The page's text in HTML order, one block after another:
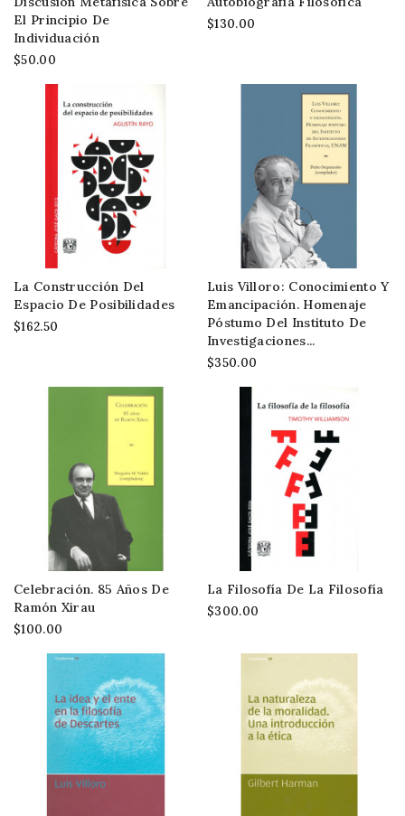
El Principio De
Individuación
$50.00
$130.00
La Construcción Del
Espacio De Posibilidades
$162.50
Luis Villoro: Conocimiento Y
Emancipación. Homenaje
Póstumo Del Instituto De
Investigaciones...
$350.00
Celebración. 85 Años De
Ramón Xirau
$100.00
La Filosofía De La Filosofía
$300.00